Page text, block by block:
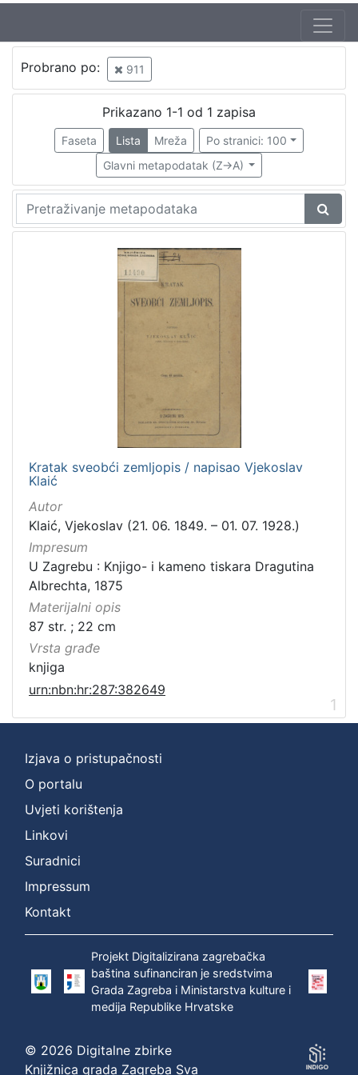
Probrano po: 911
Prikazano 1-1 od 1 zapisa
Faseta Lista Mreža
Po stranici: 100
Glavni metapodatak (Z->A)
Kratak sveobći zemljopis / napisao Vjekoslav
Klaić
Autor
Klaić, Vjekoslav (21. 06. 1849. – 01. 07. 1928.)
Impresum
U Zagrebu : Knjigo- i kameno tiskara Dragutina
Albrechta, 1875
Materijalni opis
87 str. ; 22 cm
Vrsta građe
knjiga
urn:nbn:hr:287:382649
1
Izjava o pristupačnosti
O portalu
Uvjeti korištenja
Linkovi
Suradnici
Impressum
Kontakt
Projekt Digitalizirana zagrebačka
baština sufinanciran je sredstvima
Grada Zagreba i Ministarstva kulture i
medija Republike Hrvatske
© 2026 Digitalne zbirke
Knjižnica grada Zagreba Sva